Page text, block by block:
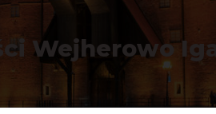
Wejherowo